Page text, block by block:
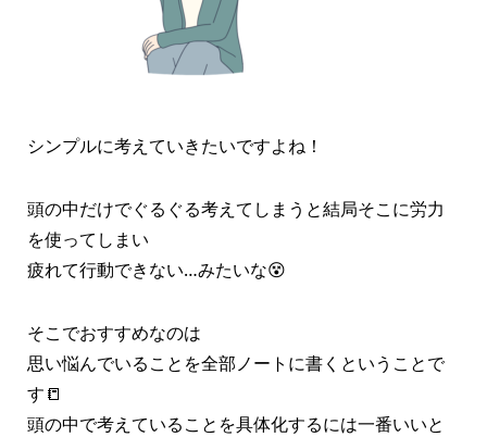
シンプルに考えていきたいですよね！
頭の中だけでぐるぐる考えてしまうと結局そこに労力
を使ってしまい
疲れて行動できない…みたいな😵
そこでおすすめなのは
思い悩んでいることを全部ノートに書くということで
す📒
頭の中で考えていることを具体化するには一番いいと